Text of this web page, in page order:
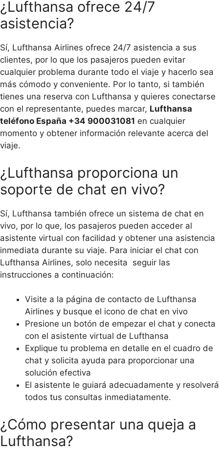
¿Lufthansa ofrece 24/7
asistencia?
Sí, Lufthansa Airlines ofrece 24/7 asistencia a sus
clientes, por lo que los pasajeros pueden evitar
cualquier problema durante todo el viaje y hacerlo sea
más cómodo y conveniente. Por lo tanto, si también
tienes una reserva con Lufthansa y quieres conectarse
con el representante, puedes marcar, Lufthansa
teléfono España +34 900031081 en cualquier
momento y obtener información relevante acerca del
viaje.
¿Lufthansa proporciona un
soporte de chat en vivo?
Sí, Lufthansa también ofrece un sistema de chat en
vivo, por lo que, los pasajeros pueden acceder al
asistente virtual con facilidad y obtener una asistencia
inmediata durante su viaje. Para iniciar el chat con
Lufthansa Airlines, solo necesita seguir las
instrucciones a continuación:
Visite a la página de contacto de Lufthansa
Airlines y busque el icono de chat en vivo
Presione un botón de empezar el chat y conecta
con el asistente virtual de Lufthansa
Explique tu problema en detalle en el cuadro de
chat y solicita ayuda para proporcionar una
solución efectiva
El asistente le guiará adecuadamente y resolverá
todos tus consultas inmediatamente.
¿Cómo presentar una queja a
Lufthansa?